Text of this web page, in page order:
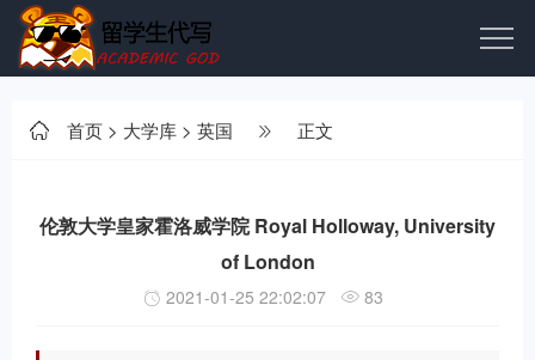
首页 > 大学库 > 英国 正文
伦敦大学皇家霍洛威学院 Royal Holloway, University
of London
2021-01-25 22:02:07 83